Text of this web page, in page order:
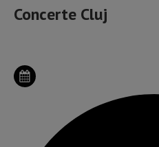
Concerte Cluj